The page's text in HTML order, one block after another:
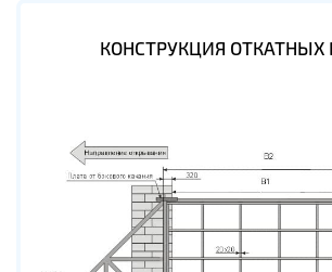
КОНСТРУКЦИЯ ОТКАТНЫХ